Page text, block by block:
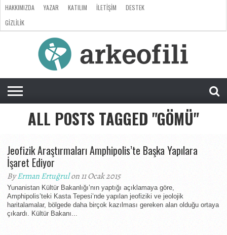
ARKEOLOJI
ANTROPOLOJI
PALEONTOLOJI
EVRIM
DOSYA
CEVAP
RÖPORTAJ
HAKKIMIZDA YAZAR KATILIM İLETIŞIM
DESTEK
GIZLILIK
ALL POSTS TAGGED "GÖMÜ"
Jeofizik Araştırmaları Amphipolis’te Başka Yapılara
İşaret Ediyor
ByErman Ertuğrulon 11 Ocak 2015
Yunanistan Kültür Bakanlığı’nın yaptığı açıklamaya göre,
Amphipolis’teki Kasta Tepesi’nde yapılan jeofiziki ve jeolojik
haritalamalar, bölgede daha birçok kazılması gereken alan olduğu ortaya
çıkardı. Kültür Bakanı...